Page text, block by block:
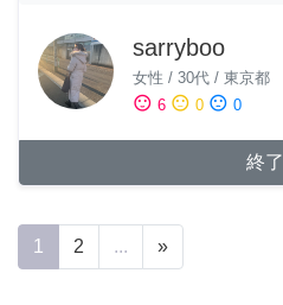
sarryboo
女性 / 30代 / 東京都
sentiment_satisfied 6 sentiment_neutral 0 sentiment_dissatisfied 0
終了
1 2 ... »